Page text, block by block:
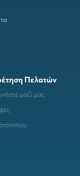
Πελατών
μαζί μας